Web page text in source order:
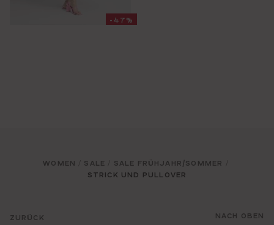
-47%
ZURÜCK
WOMEN SALE SALE FRÜHJAHR/SOMMER
STRICK UND PULLOVER
NACH OBEN